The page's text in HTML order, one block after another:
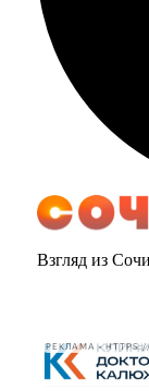
Взгляд из
РЕКЛАМА •